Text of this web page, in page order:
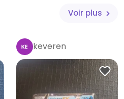
Voir plus
keveren